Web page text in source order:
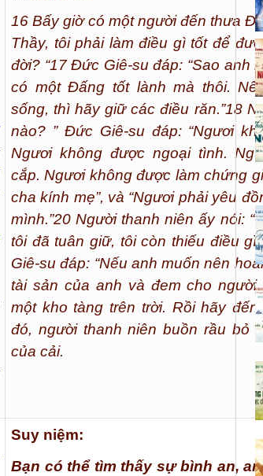
16 Bấy giờ có một người đến thưa
Thầy, tôi phải làm điều gì tốt để
đời? “17Đức Giê-su đáp: “Sao anh
có một Đấng tốt lành mà thôi.
sống, thì hãy giữ các điều răn.”18
nào? ” Đức Giê-su đáp: “Ngươi
Ngươi không được ngoại tình.
cắp. Ngươi không được làm chứng
cha kính mẹ”, và “Ngươi phải yêu
mình.”20 Người thanh niên ấy nói:
tôi đã tuân giữ, tôi còn thiếu điều gì
Giê-su đáp: “Nếu anh muốn nên
tài sản của anh và đem cho
một kho tàng trên trời. Rồi hãy đến
đó, người thanh niên buồn rầu bỏ
của cải.
Suy niệm:
Bạn có thể tìm thấy sự bình an,